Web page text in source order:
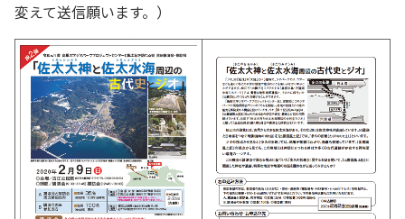
変えて送信願います。）